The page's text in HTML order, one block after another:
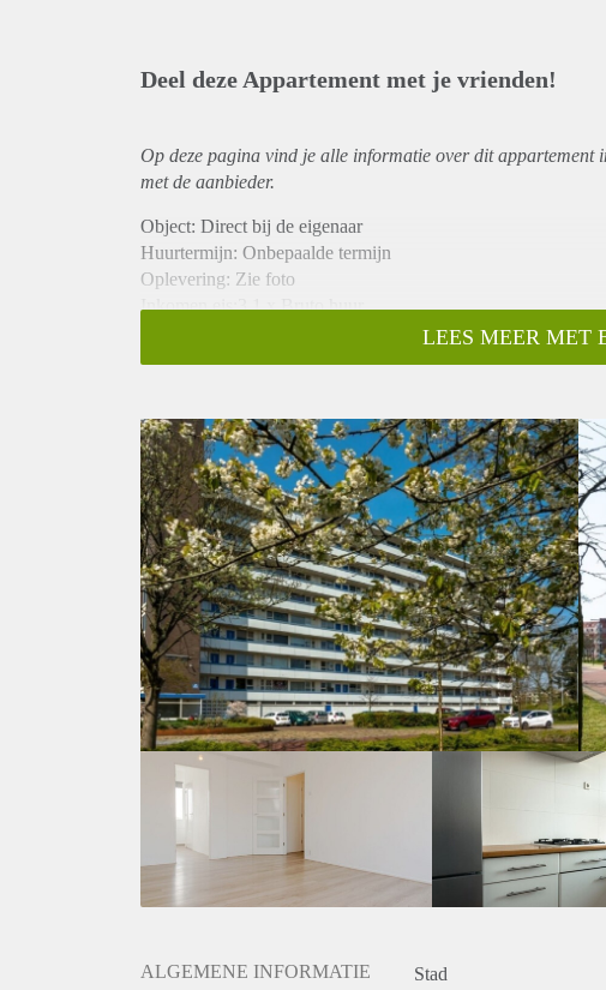
Deel deze Appartement met je vrienden!
Op deze pagina vind je alle informatie over ditappartement
met de aanbieder.
Object: Direct bij de eigenaar
Huurtermijn: Onbepaalde termijn
Oplevering: Zie foto
Inkomen eis:3,1 x Bruto huur
Borg: 1 Maand
Huisdieren toegestaan: Afhankelijk van de Eigenaar
Huurtoeslag grens: Nee
Geschikt voor studenten: Afhankelijk van de Eigenaar
LEES MEER MET
ALGEMENE INFORMATIE Stad